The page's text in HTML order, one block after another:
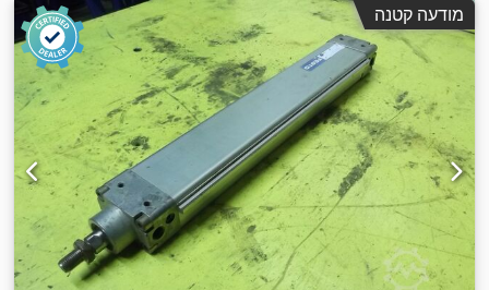
מודעה קטנה